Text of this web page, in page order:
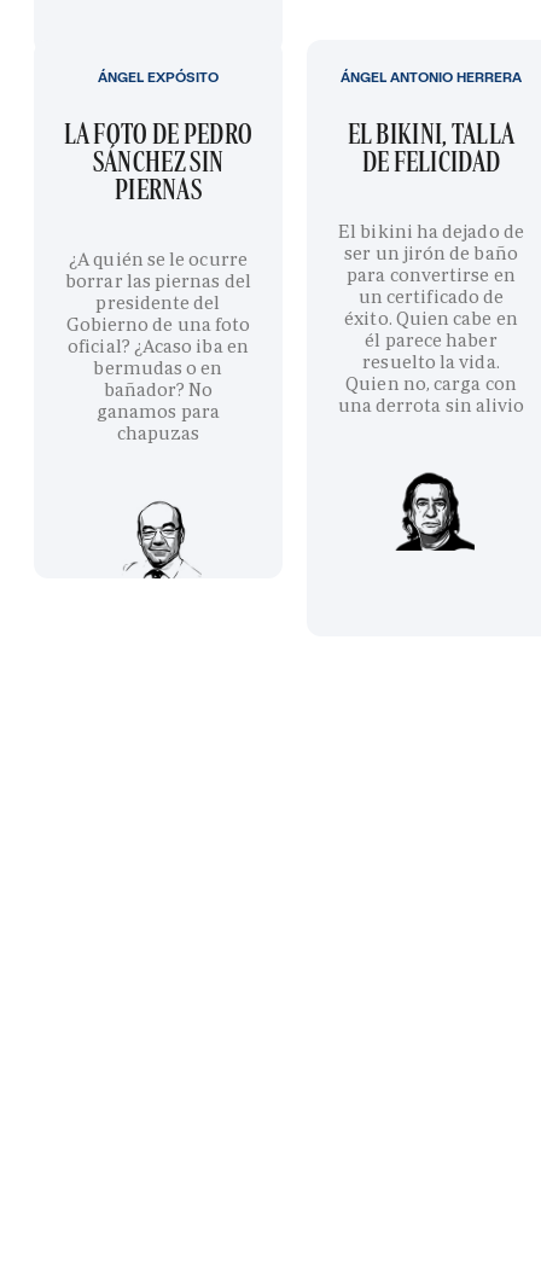
LA FOTO DE PEDRO
SÁNCHEZ SIN
PIERNAS
¿A quién se le ocurre
borrar las piernas del
presidente del
Gobierno de una foto
oficial? ¿Acaso iba en
bermudas o en
bañador? No
ganamos para
chapuzas
ÁNGEL EXPÓSITO
EL BIKINI, TALLA
DE FELICIDAD
El bikini ha dejado de
ser un jirón de baño
para convertirse en
un certificado de
éxito. Quien cabe en
él parece haber
resuelto la vida.
Quien no, carga con
una derrota sin alivio
ÁNGEL ANTONIO HERRERA